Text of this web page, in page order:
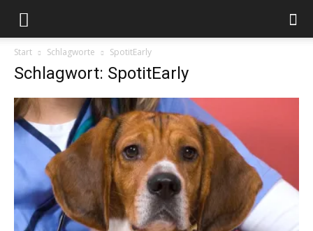
Start Schlagworte SpotitEarly
Schlagwort: SpotitEarly